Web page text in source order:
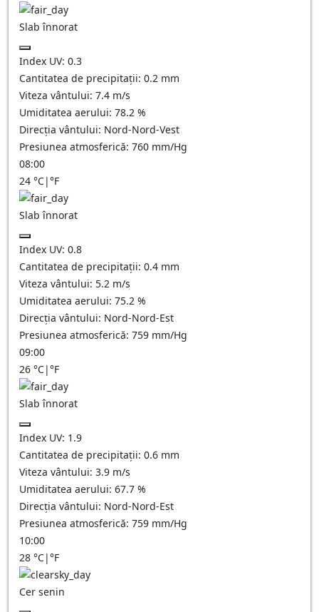
Slab înnorat
Index UV: 0.3
Cantitatea de precipitații: 0.2 mm
Viteza vântului: 7.4 m/s
Umiditatea aerului: 78.2 %
Direcția vântului: Nord-Nord-Vest
Presiunea atmosferică: 760 mm/Hg
08:00
24 °C|°F
Slab înnorat
Index UV: 0.8
Cantitatea de precipitații: 0.4 mm
Viteza vântului: 5.2 m/s
Umiditatea aerului: 75.2 %
Direcția vântului: Nord-Nord-Est
Presiunea atmosferică: 759 mm/Hg
09:00
26 °C|°F
Slab înnorat
Index UV: 1.9
Cantitatea de precipitații: 0.6 mm
Viteza vântului: 3.9 m/s
Umiditatea aerului: 67.7 %
Direcția vântului: Nord-Nord-Est
Presiunea atmosferică: 759 mm/Hg
10:00
28 °C|°F
Cer senin